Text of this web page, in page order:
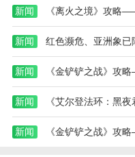
变形人大作战游戏
战斗系统吸引了大量玩
玩家可以根据敌人的种
略性十足。变形人大作
动作酷炫，给玩家带来
色选择和多样的任务系
可以不断提升角色能力
本站为您提供变形
新闻 《离火之境》攻略
新闻
新闻 《金铲铲之战》攻
新闻
新闻 《金铲铲之战》攻